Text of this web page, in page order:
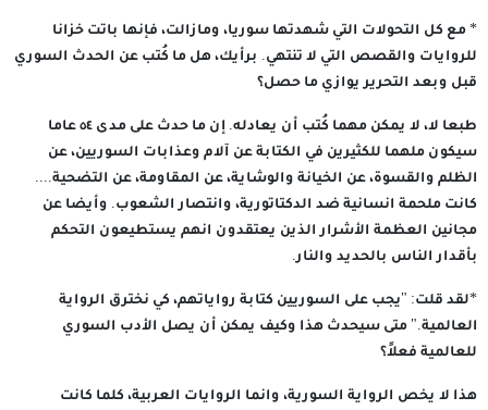
* مع كل التحولات التي شهدتها سوريا، ومازالت، فإنها باتت خزانا
للروايات والقصص التي لا تنتهي. برأيك، هل ما كُتب عن الحدث السوري
قبل وبعد التحرير يوازي ما حصل؟
طبعا لا، لا يمكن مهما كُتب أن يعادله. إن ما حدث على مدى ٥٤ عاما
سيكون ملهما للكثيرين في الكتابة عن آلام وعذابات السوريين، عن
الظلم والقسوة، عن الخيانة والوشاية، عن المقاومة، عن التضحية....
كانت ملحمة انسانية ضد الدكتاتورية، وانتصار الشعوب. وأيضا عن
مجانين العظمة الأشرار الذين يعتقدون انهم يستطيعون التحكم
بأقدار الناس بالحديد والنار.
*لقد قلت: "يجب على السوريين كتابة رواياتهم، كي نخترق الرواية
العالمية." متى سيحدث هذا وكيف يمكن أن يصل الأدب السوري
للعالمية فعلاً؟
هذا لا يخص الرواية السورية، وانما الروايات العربية، كلما كانت